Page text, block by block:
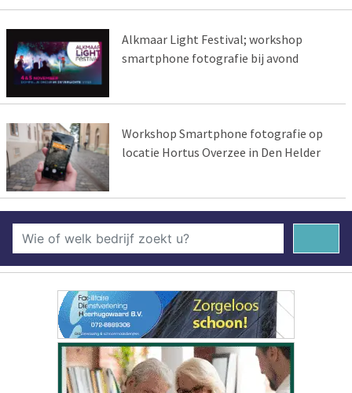
Alkmaar Light Festival; workshop
smartphone fotografie bij avond
Workshop Smartphone fotografie op
locatie Hortus Overzee in Den Helder